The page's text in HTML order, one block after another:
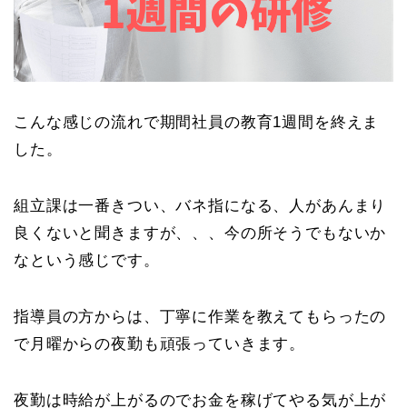
こんな感じの流れで期間社員の教育1週間を終えま
した。
組立課は一番きつい、バネ指になる、人があんまり
良くないと聞きますが、、、今の所そうでもないか
なという感じです。
指導員の方からは、丁寧に作業を教えてもらったの
で月曜からの夜勤も頑張っていきます。
夜勤は時給が上がるのでお金を稼げてやる気が上が